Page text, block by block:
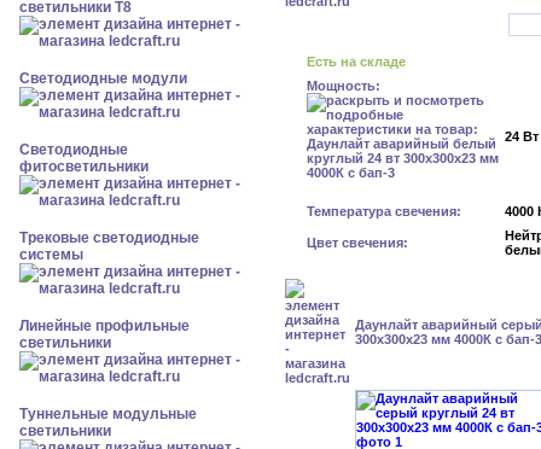
светильники Т8
Светодиодные модули
Светодиодные
фитосветильники
Трековые светодиодные
системы
Линейные профильные
светильники
Туннельные модульные
светильники
Есть на складе
Мощность:
24 Вт
Температура свечения: 4000
Цвет свечения:
Даунлайт аварийный
300x300x23 мм 4000К с бап-3